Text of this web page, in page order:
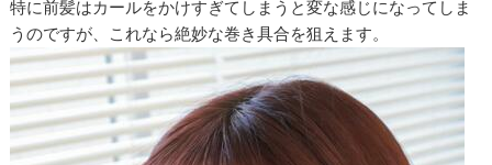
特に前髪はカールをかけすぎてしまうと変な感じになってしま
うのですが、これなら絶妙な巻き具合を狙えます。